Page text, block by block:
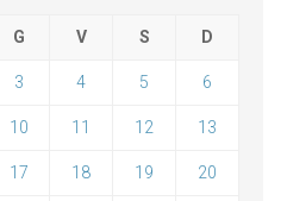
G V S D
3 4 5 6
10 11 12 13
17 18 19 20